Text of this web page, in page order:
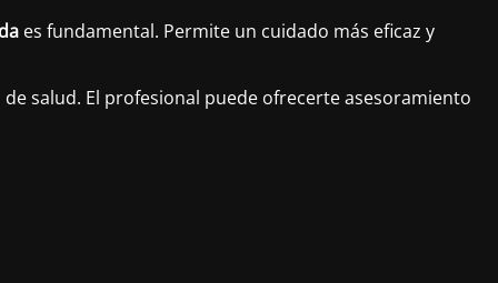
es fundamental. Permite un cuidado más eficaz y
salud. El profesional puede ofrecerte asesoramiento